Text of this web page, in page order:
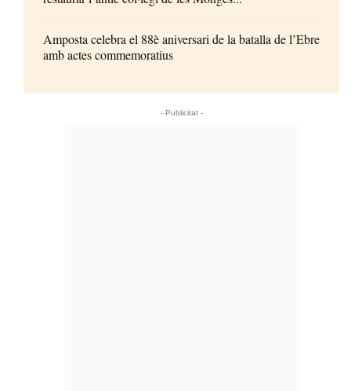
Amposta celebra el 88è aniversari de la batalla de l’Ebre
amb actes commemoratius
- Publicitat -